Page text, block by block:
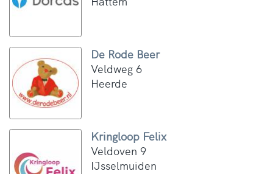
De Rode Beer
Veldweg 6
Heerde
Kringloop Felix
Veldoven 9
IJsselmuiden